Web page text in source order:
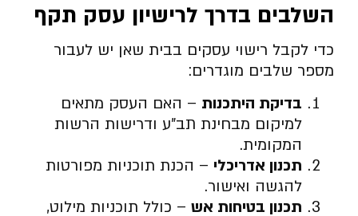
השלבים בדרך לרישיון עסק תקף
כדי לקבל רישוי עסקים בבית שאן יש לעבור
מספר שלבים מוגדרים:
בדיקת היתכנות – האם העסק מתאים
למיקום מבחינת תב”ע ודרישות הרשות
המקומית.
תכנון אדריכלי – הכנת תוכניות מפורטות
להגשה ואישור.
תכנון בטיחות אש – כולל תוכניות מילוט,